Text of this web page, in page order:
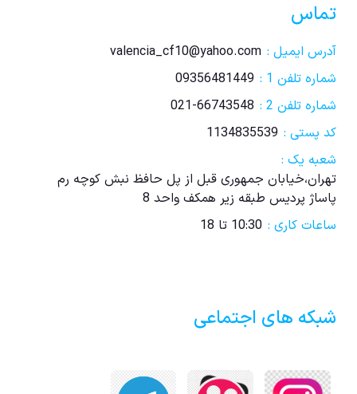
تماس
آدرس ایمیل : valencia_cf10@yahoo.com
شماره تلفن 1 :
09356481449
شماره تلفن 2 :
021-66743548
کد پستی : 1134835539
شعبه یک :
تهران،خیابان جمهوری قبل از پل حافظ نبش کوچه رم
پاساژ پردیس طبقه زیر همکف واحد 8
ساعات کاری : 10:30 تا 18
شبکه های اجتماعی